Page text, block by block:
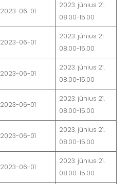
2023-06-01
2023. június 21.
08.00-15.00
2023-06-01
2023. június 21.
08.00-15.00
2023-06-01
2023. június 21.
08.00-15.00
2023-06-01
2023. június 21.
08.00-15.00
2023-06-01
2023. június 21.
08.00-15.00
2023-06-01
2023. június 21.
08.00-15.00